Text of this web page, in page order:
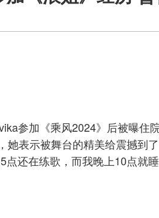
参加《乘风2024》后被曝住
她表示被舞台的精美给震撼到
点还在练歌，而我晚上10点就